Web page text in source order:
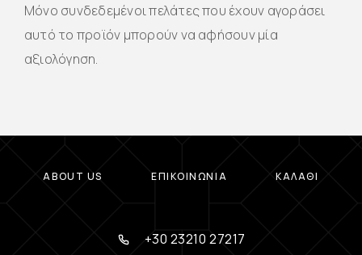
Μόνο συνδεδεμένοι πελάτες που έχουν αγοράσει
αυτό το προϊόν μπορούν να αφήσουν μία
αξιολόγηση.
ABOUT US ΕΠΙΚΟΙΝΩΝΊΑ ΚΑΛΆΘΙ
+30 23210 27217